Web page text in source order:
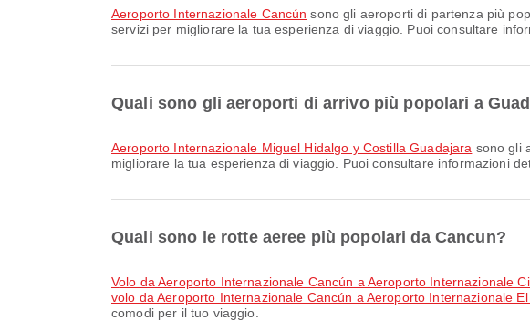
Aeroporto Internazionale Cancún sono gli aeroporti di partenza più
servizi per migliorare la tua esperienza di viaggio. Puoi consultare
Quali sono gli aeroporti di arrivo più popolari a
Aeroporto Internazionale Miguel Hidalgo y Costilla Guadajara sono gli
migliorare la tua esperienza di viaggio. Puoi consultare informazioni
Quali sono le rotte aeree più popolari da Cancun?
volo da Aeroporto Internazionale Cancún a Aeroporto Internazionale
volo da Aeroporto Internazionale Cancún a Aeroporto Internazionale
comodi per il tuo viaggio.